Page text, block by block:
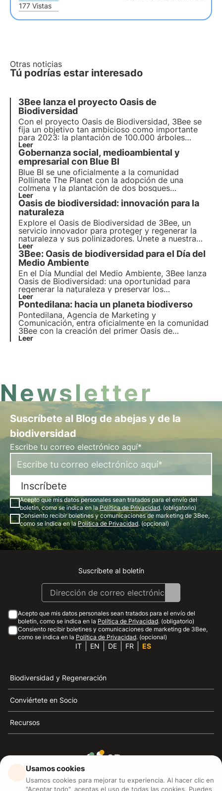
177 Vistas
Otras noticias
Tú podrías estar interesado
3Bee lanza el proyecto Oasis de
Biodiversidad
Con el proyecto Oasis de Biodiversidad, 3Bee se
fija un objetivo tan ambicioso como importante
para 2023: la plantación de 100.000 árboles
autóctonos
equivalente de unas 3.500 colmenas, absorbiendo
unas 10.000 toneladas de CO2 al año.
Leer
Gobernanza social, medioambiental y
empresarial con Blue BI
Blue BI se une oficialmente a la comunidad
Pollinate The Planet con la adopción de una
colmena y la plantación de dos bosques
nectaríferos compuestos por nada menos que 200
árboles melíferos. El suyo es un ejemplo concreto
de sostenibilidad empresarial y regeneración de la
biodiversidad.
Leer
Oasis de biodiversidad: innovación para la
naturaleza
Explore el Oasis de Biodiversidad de 3Bee, un
servicio innovador para proteger y regenerar la
naturaleza y sus polinizadores. Únete a nuestra
misión y descubre cómo
biodiversidadse encuentran para crear unfuturo
más verde para las empresas y el planeta.
Leer
3Bee: Oasis de biodiversidad para el Día del
Medio Ambiente
En el Día Mundial del Medio Ambiente, 3Bee lanza
Oasis de Biodiversidad: una oportunidad para
regenerar la naturaleza y preservar los
polinizadores
nuestra misión combinatecnologíade vanguardia
ycompromiso medioambiental.
Leer
Pontedilana: hacia un planeta biodiverso
Pontedilana, Agencia de Marketing y
Comunicación, entra oficialmente en la comunidad
3Bee con la creación del primer Oasis de
Biodiversidad del Véneto, compuesto por 50
Leer
Newsletter
Suscríbete al Blog de abejas y de la
biodiversidad
Escribe tu correo electrónico aquí*
Inscríbete
Acepto que mis datos personales sean tratados para el envío del
boletín, como se indica en laPolítica de Privacidad. (obligatorio)
Consiento recibir boletines y comunicaciones de marketing de 3Bee,
como se indica en laPolítica de Privacidad. (opcional)
Instagram
Facebook
Linkedin
Youtube
Suscríbete al boletín
Acepto que mis datos personales sean tratados para el envío del
boletín, como se indica en la Política de Privacidad. (obligatorio)
Consiento recibir boletines y comunicaciones de marketing de 3Bee,
como se indica en la Política de Privacidad. (opcional)
IT EN DE FR ES
Biodiversidad y Regeneración
Conviértete en Socio
Recursos
3Bee es el referente de la sostenibilidad, la defensa de
las abejas y la biodiversidad
Usamos cookies
Usamos cookies para mejorar tu experiencia. Al hacer clic en
"Aceptar todo", aceptas el uso de todas las cookies. Puedes